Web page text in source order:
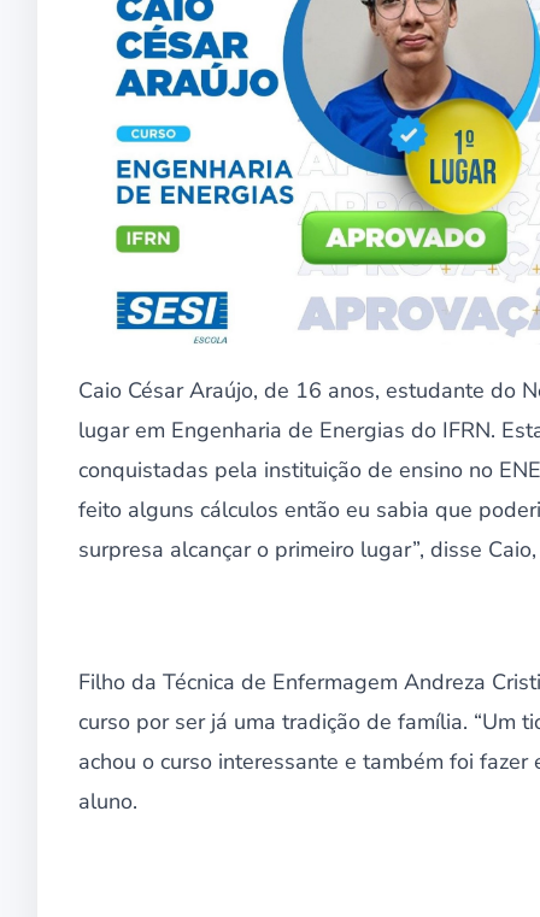
Caio César Araújo, de 16 anos, estudante do
lugar em Engenharia de Energias do IFRN.
conquistadas pela instituição de ensino no
feito alguns cálculos então eu sabia que
surpresa alcançar o primeiro lugar”, disse
Filho da Técnica de Enfermagem Andreza
curso por ser já uma tradição de família. “Um
achou o curso interessante e também foi
aluno.